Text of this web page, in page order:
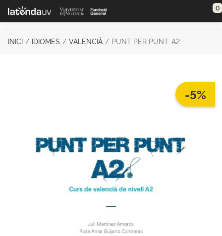
Saltar al contenido principal 0
INICI IDIOMES VALENCIÀ PUNT PER PUNT. A2
-5%